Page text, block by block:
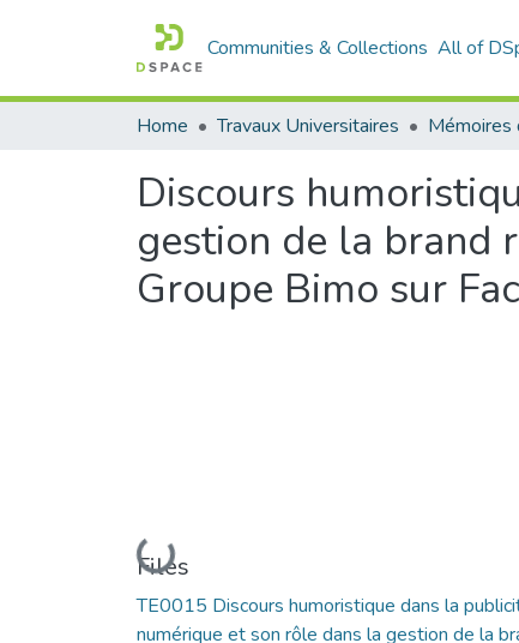
Communities & Collections All of
Home Travaux Universitaires Mémoires
Discours
gestion de la brand
Groupe Bimo sur
Loading...
Files
TE0015 Discours humoristique dans la
numérique et son rôle dans la gestion de la